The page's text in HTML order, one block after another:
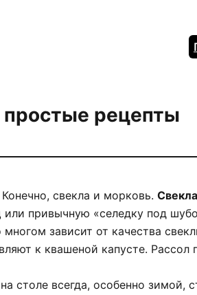
рецепты
свекла и морковь. Свекла
привычную «селедку под
зависит от качества
к квашеной капусте. Рассол
столе всегда, особенно зимой,